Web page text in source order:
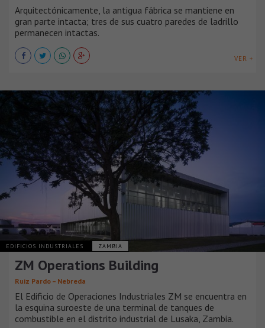
Arquitectónicamente, la antigua fábrica se mantiene en
gran parte intacta; tres de sus cuatro paredes de ladrillo
permanecen intactas.
VER +
EDIFICIOS INDUSTRIALES ZAMBIA
ZM Operations Building
Ruiz Pardo – Nebreda
El Edificio de Operaciones Industriales ZM se encuentra en
la esquina suroeste de una terminal de tanques de
combustible en el distrito industrial de Lusaka, Zambia.